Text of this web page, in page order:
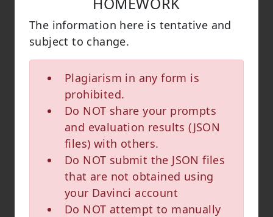
The information here is tentative and
subject to change.
Plagiarism in any form is
prohibited.
Do NOT share your prompts
and evaluation results (JSON
files) with others.
Do NOT submit the JSON files
that are not obtained using
your Davinci account
Do NOT attempt to manually